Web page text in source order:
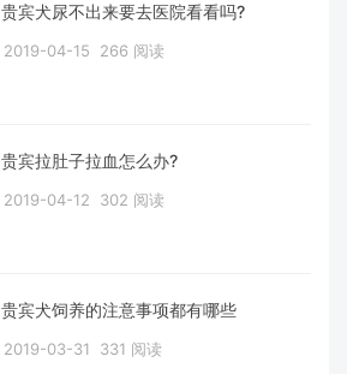
贵宾犬尿不出来要去医院看看吗?
2019-04-15 266 阅读
贵宾拉肚子拉血怎么办?
2019-04-12 302 阅读
贵宾犬饲养的注意事项都有哪些
2019-03-31 331 阅读